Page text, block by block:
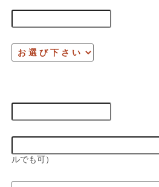
ルでも可）